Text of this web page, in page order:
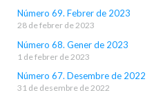
Número 69. Febrer de 2023
28 de febrer de 2023
Número 68. Gener de 2023
1 de febrer de 2023
Número 67. Desembre de 2022
31 de desembre de 2022